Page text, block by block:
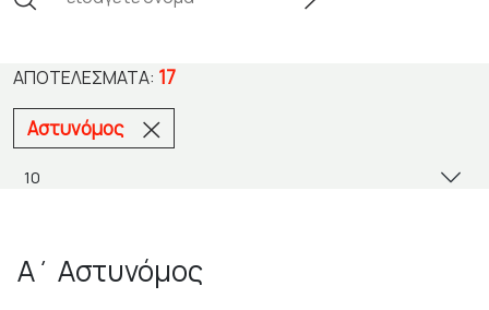
ΑΠΟΤΕΛΈΣΜΑΤΑ: 17
Αστυνόμος
Α΄ Αστυνόμος